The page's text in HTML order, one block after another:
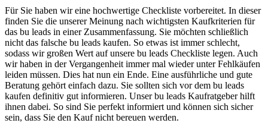
Für Sie haben wir eine hochwertige Checkliste vorbereitet. In dieser
finden Sie die unserer Meinung nach wichtigsten Kaufkriterien für
das bu leads in einer Zusammenfassung. Sie möchten schließlich
nicht das falsche bu leads kaufen. So etwas ist immer schlecht,
sodass wir großen Wert auf unsere bu leads Checkliste legen. Auch
wir haben in der Vergangenheit immer mal wieder unter Fehlkäufen
leiden müssen. Dies hat nun ein Ende. Eine ausführliche und gute
Beratung gehört einfach dazu. Sie sollten sich vor dem bu leads
kaufen definitiv gut informieren. Unser bu leads Kaufratgeber hilft
ihnen dabei. So sind Sie perfekt informiert und können sich sicher
sein, dass Sie den Kauf nicht bereuen werden.